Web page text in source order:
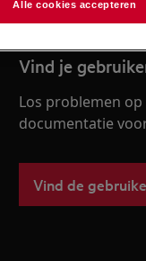
Vind je
Los problemen
documentatie
Vind de
Alle cookies accepteren